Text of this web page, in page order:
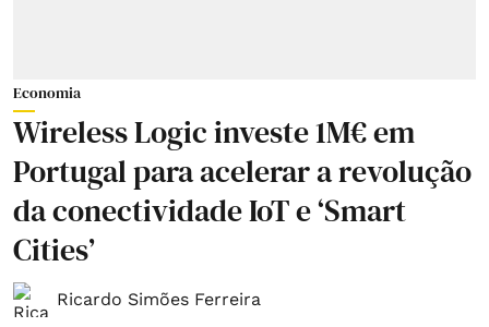
Economia
Wireless Logic investe 1M€ em
Portugal para acelerar a revolução
da conectividade IoT e ‘Smart
Cities’
Ricardo Simões Ferreira